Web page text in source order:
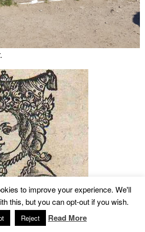
.
to improve your experience. We'll
this, but you can opt-out if you wish.
Reject Read More